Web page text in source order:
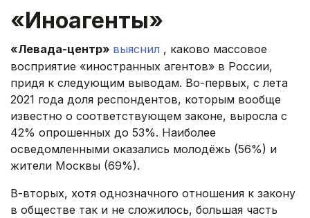
«Иноагенты»
«Левада-центр» выяснил , каково массовое
восприятие «иностранных агентов» в России,
придя к следующим выводам. Во-первых, с лета
2021 года доля респондентов, которым вообще
известно о соответствующем законе, выросла с
42% опрошенных до 53%. Наиболее
осведомленными оказались молодёжь (56%) и
жители Москвы (69%).
В-вторых, хотя однозначного отношения к закону
в обществе так и не сложилось, большая часть